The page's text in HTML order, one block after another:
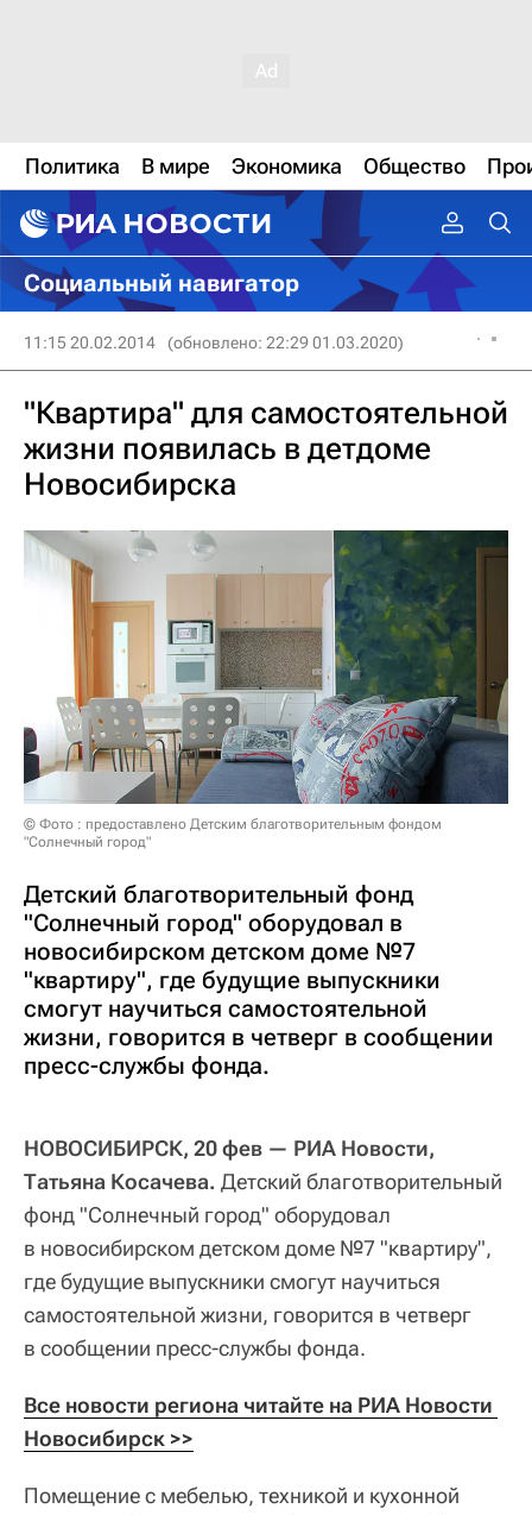
Политика В мире Экономика Общество
Социальный навигатор
11:15 20.02.2014 (обновлено: 22:29 01.03.2020)
"Квартира" для самостоятельной
жизни появилась в детдоме
Новосибирска
© Фото : предоставлено Детским благотворительным фондом
"Солнечный город"
Детский благотворительный фонд
"Солнечный город" оборудовал в
новосибирском детском доме №7
"квартиру", где будущие выпускники
смогут научиться самостоятельной
жизни, говорится в четверг в сообщении
пресс-службы фонда.
НОВОСИБИРСК, 20 фев — РИА Новости,
Татьяна Косачева. Детский благотворительный
фонд "Солнечный город" оборудовал
в новосибирском детском доме №7 "квартиру",
где будущие выпускники смогут научиться
самостоятельной жизни, говорится в четверг
в сообщении пресс-службы фонда.
Все новости региона читайте на РИА Новости
Новосибирск >>
Помещение с мебелью, техникой и кухонной